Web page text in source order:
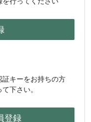
キーをお持ちの方
下さい。